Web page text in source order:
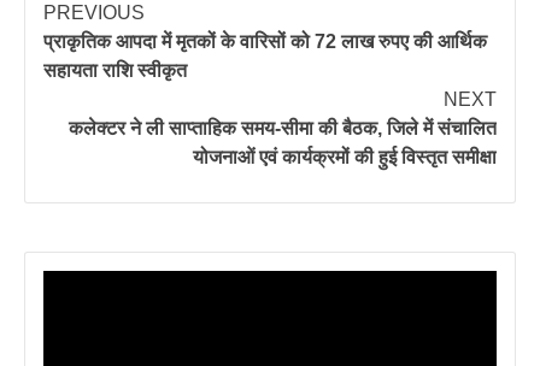
PREVIOUS
प्राकृतिक आपदा में मृतकों के वारिसों को 72 लाख रुपए की आर्थिक
सहायता राशि स्वीकृत
NEXT
कलेक्टर ने ली साप्ताहिक समय-सीमा की बैठक, जिले में संचालित
योजनाओं एवं कार्यक्रमों की हुई विस्तृत समीक्षा